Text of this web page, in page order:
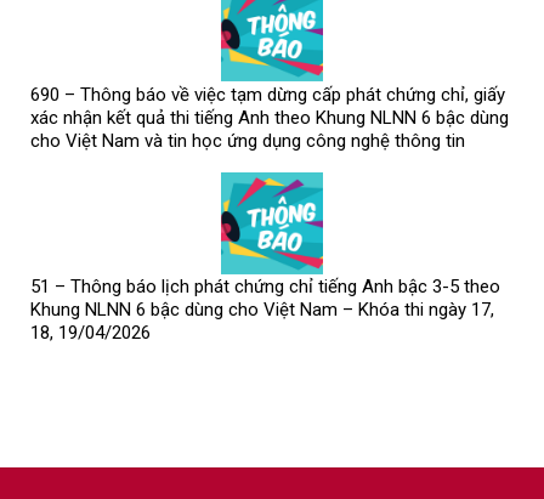
690 – Thông báo về việc tạm dừng cấp phát chứng chỉ, giấy
xác nhận kết quả thi tiếng Anh theo Khung NLNN 6 bậc dùng
cho Việt Nam và tin học ứng dụng công nghệ thông tin
51 – Thông báo lịch phát chứng chỉ tiếng Anh bậc 3-5 theo
Khung NLNN 6 bậc dùng cho Việt Nam – Khóa thi ngày 17,
18, 19/04/2026